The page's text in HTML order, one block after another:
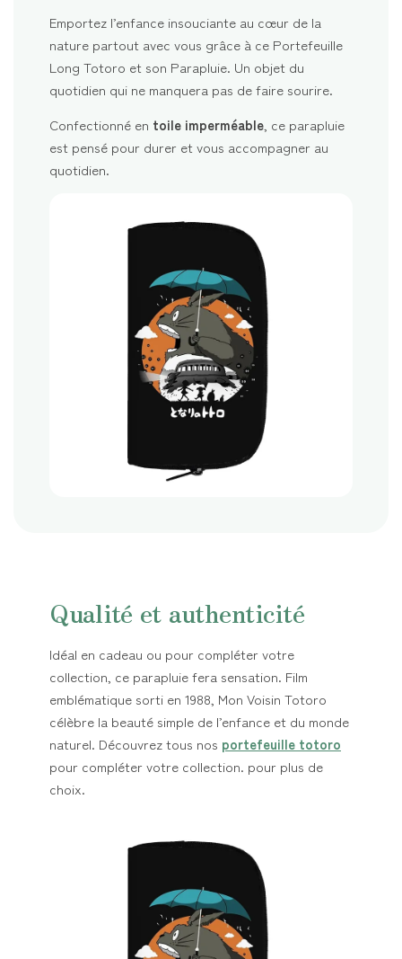
Emportez l’enfance insouciante au cœur de la
nature partout avec vous grâce à ce Portefeuille
Long Totoro et son Parapluie. Un objet du
quotidien qui ne manquera pas de faire sourire.
Confectionné en toile imperméable, ce parapluie
est pensé pour durer et vous accompagner au
quotidien.
Qualité et authenticité
Idéal en cadeau ou pour compléter votre
collection, ce parapluie fera sensation. Film
emblématique sorti en 1988, Mon Voisin Totoro
célèbre la beauté simple de l’enfance et du monde
naturel. Découvrez tous nos portefeuille totoro
pour compléter votre collection. pour plus de
choix.